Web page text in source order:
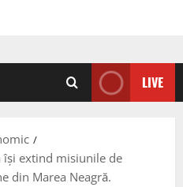
LIVE
își extind misiunile de
din Marea Neagră.